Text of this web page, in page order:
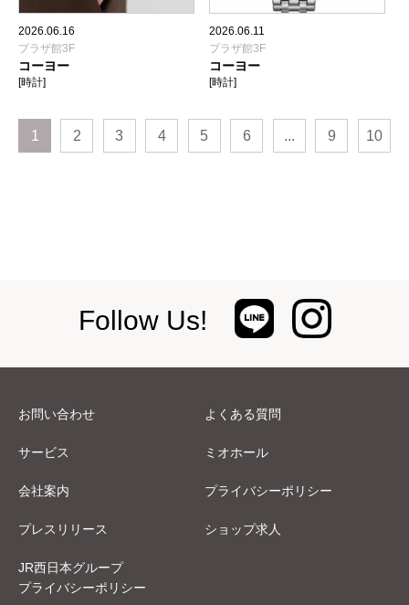
2026.06.16
プラザ館3F
コーヨー
[時計]
2026.06.11
プラザ館3F
コーヨー
[時計]
1 2 3 4 5 6 ... 9 10
Follow Us!
お問い合わせ よくある質問
サービス ミオホール
会社案内 プライバシーポリシー
プレスリリース ショップ求人
JR西日本グループ
プライバシーポリシー